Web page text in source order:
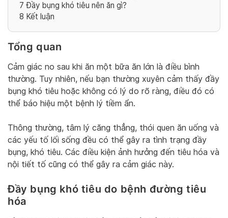
7 Đầy bụng khó tiêu nên ăn gì?
8 Kết luận
Tổng quan
Cảm giác no sau khi ăn một bữa ăn lớn là điều bình
thường. Tuy nhiên, nếu bạn thường xuyên cảm thấy đầy
bụng khó tiêu hoặc không có lý do rõ ràng, điều đó có
thể báo hiệu một bệnh lý tiềm ẩn.
Thông thường, tâm lý căng thẳng, thói quen ăn uống và
các yếu tố lối sống đều có thể gây ra tình trạng đầy
bụng, khó tiêu. Các điều kiện ảnh hưởng đến tiêu hóa và
nội tiết tố cũng có thể gây ra cảm giác này.
Đầy bụng khó tiêu do bệnh đường tiêu
hóa